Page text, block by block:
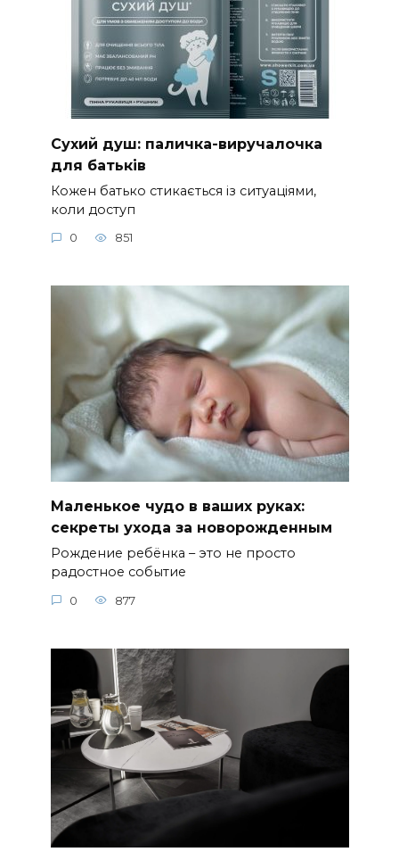
Сухий душ: паличка-виручалочка
для батьків
Кожен батько стикається із ситуаціями,
коли доступ
0 851
Маленькое чудо в ваших руках:
секреты ухода за новорожденным
Рождение ребёнка – это не просто
радостное событие
0 877